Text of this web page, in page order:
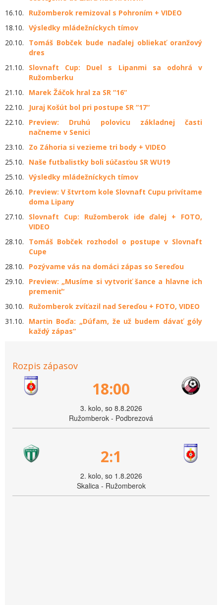
16.10.
Ružomberok remizoval s Pohroním + VIDEO
18.10. Výsledky mládežníckych tímov
20.10.
Tomáš Bobček bude naďalej obliekať oranžový
dres
21.10.
Slovnaft Cup: Duel s Lipanmi sa odohrá v
Ružomberku
21.10.
Marek Žáčok hral za SR “16“
22.10.
Juraj Košút bol pri postupe SR “17“
22.10.
Preview: Druhú polovicu základnej časti
načneme v Senici
23.10.
Zo Záhoria si vezieme tri body + VIDEO
25.10.
Naše futbalistky boli súčasťou SR WU19
25.10. Výsledky mládežníckych tímov
26.10.
Preview: V štvrtom kole Slovnaft Cupu privítame
doma Lipany
27.10.
Slovnaft Cup: Ružomberok ide ďalej + FOTO,
VIDEO
28.10.
Tomáš Bobček rozhodol o postupe v Slovnaft
Cupe
28.10.
Pozývame vás na domáci zápas so Sereďou
29.10.
Preview: „Musíme si vytvoriť šance a hlavne ich
premeniť“
30.10.
Ružomberok zvíťazil nad Sereďou + FOTO, VIDEO
31.10.
Martin Boďa: „Dúfam, že už budem dávať góly
každý zápas“
Rozpis zápasov
18:00
3. kolo, so 8.8.2026
Ružomberok - Podbrezová
2:1
2. kolo, so 1.8.2026
Skalica - Ružomberok